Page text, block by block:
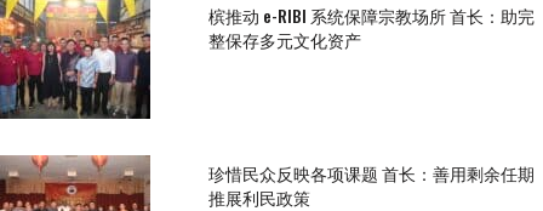
槟推动 e-RIBI 系统保障宗教场所 首长：助完
整保存多元文化资产
珍惜民众反映各项课题 首长：善用剩余任期
推展利民政策